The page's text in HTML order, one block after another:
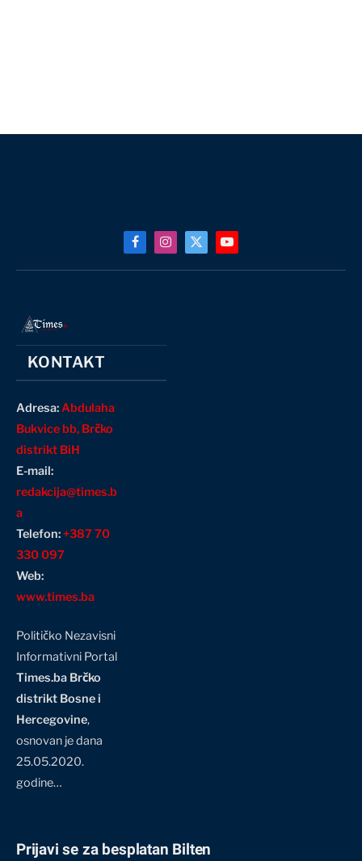
FacebookInstagram
X
(Twitter)
YouTube
KONTAKT
Adresa:Abdulaha
Bukvice bb, Brčko
distrikt BiH
E-mail:
redakcija@times.b
a
Telefon:+387 70
330 097
Web:
www.times.ba
Političko Nezavisni
Informativni Portal
Times.ba Brčko
distrikt Bosne i
Hercegovine,
osnovan je dana
25.05.2020.
godine…
Prijavi se za besplatan Bilten